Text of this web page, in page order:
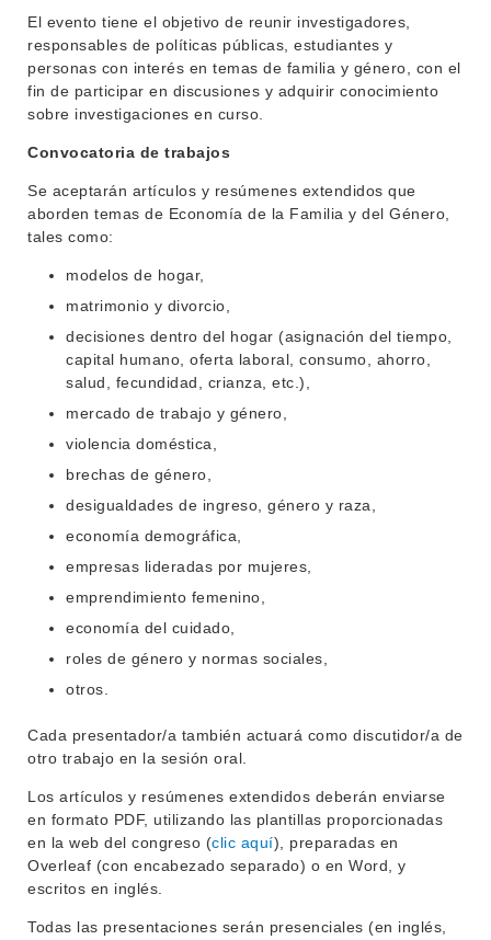
INSTITUCIONAL
ENSEÑANZA
INVESTIGACIÓN
BEDELÍA
EVA FCS
OFERTA DE GRADO
POSGRADOS
EDUCACIÓN PERMANENTE
El evento tiene el objetivo de reunir investigadores,
responsables de políticas públicas, estudiantes y
personas con interés en temas de familia y género, con el
fin de participar en discusiones y adquirir conocimiento
sobre investigaciones en curso.
Convocatoria de trabajos
Se aceptarán artículos y resúmenes extendidos que
aborden temas de Economía de la Familia y del Género,
tales como:
modelos de hogar,
matrimonio y divorcio,
decisiones dentro del hogar (asignación del tiempo,
capital humano, oferta laboral, consumo, ahorro,
salud, fecundidad, crianza, etc.),
mercado de trabajo y género,
violencia doméstica,
brechas de género,
desigualdades de ingreso, género y raza,
economía demográfica,
empresas lideradas por mujeres,
emprendimiento femenino,
economía del cuidado,
roles de género y normas sociales,
otros.
Cada presentador/a también actuará como discutidor/a de
otro trabajo en la sesión oral.
Los artículos y resúmenes extendidos deberán enviarse
en formato PDF, utilizando las plantillas proporcionadas
en la web del congreso (clic aquí), preparadas en
Overleaf (con encabezado separado) o en Word, y
escritos en inglés.
Todas las presentaciones serán presenciales (en inglés,